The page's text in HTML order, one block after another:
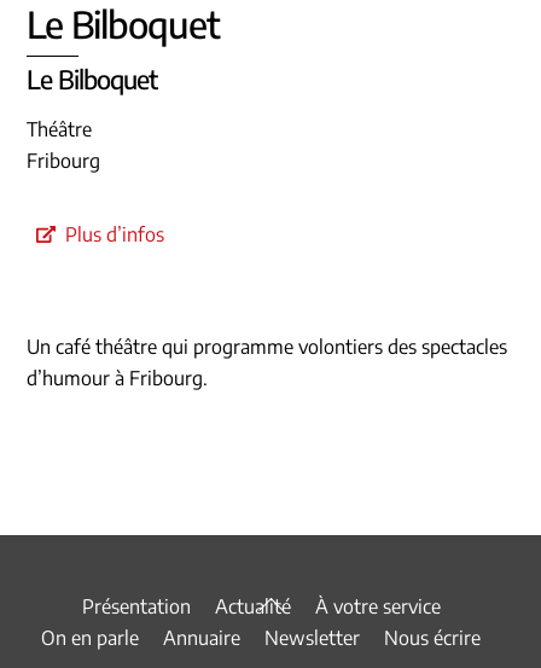
Le Bilboquet
Le Bilboquet
Théâtre
Fribourg
Plus d’infos
Un café théâtre qui programme volontiers des spectacles
d’humour à Fribourg.
Back
To
Présentation Actualité
À votre service
On en parle
Annuaire Newsletter Nous écrire